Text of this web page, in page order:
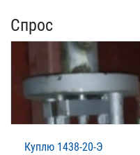
Спрос
Куплю 1438-20-Э